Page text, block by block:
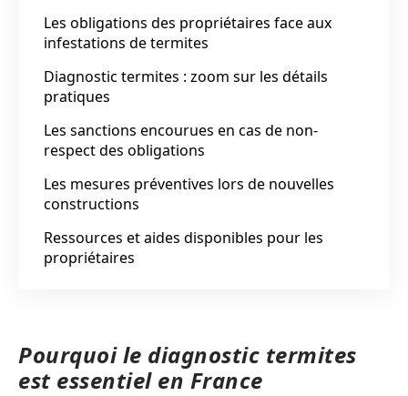
Les obligations des propriétaires face aux
infestations de termites
Diagnostic termites : zoom sur les détails
pratiques
Les sanctions encourues en cas de non-
respect des obligations
Les mesures préventives lors de nouvelles
constructions
Ressources et aides disponibles pour les
propriétaires
Pourquoi le diagnostic termites
est essentiel en France